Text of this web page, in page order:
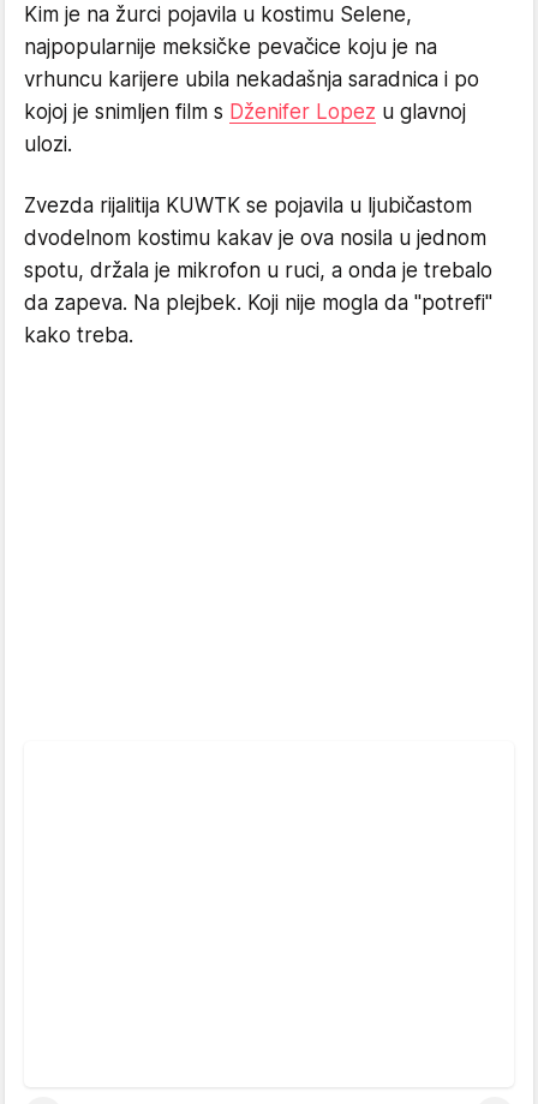
Kim je na žurci pojavila u kostimu Selene,
najpopularnije meksičke pevačice koju je na
vrhuncu karijere ubila nekadašnja saradnica i po
kojoj je snimljen film s Dženifer Lopez u glavnoj
ulozi.
Zvezda rijalitija KUWTK se pojavila u ljubičastom
dvodelnom kostimu kakav je ova nosila u jednom
spotu, držala je mikrofon u ruci, a onda je trebalo
da zapeva. Na plejbek. Koji nije mogla da "potrefi"
kako treba.